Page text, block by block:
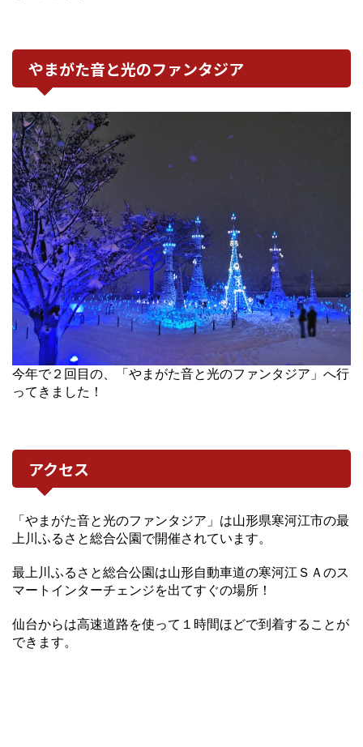
やまがた音と光のファンタジア
今年で２回目の、「やまがた音と光のファンタジア」へ行
ってきました！
アクセス
「やまがた音と光のファンタジア」は山形県寒河江市の最
上川ふるさと総合公園で開催されています。
最上川ふるさと総合公園は山形自動車道の寒河江ＳＡのス
マートインターチェンジを出てすぐの場所！
仙台からは高速道路を使って１時間ほどで到着することが
できます。